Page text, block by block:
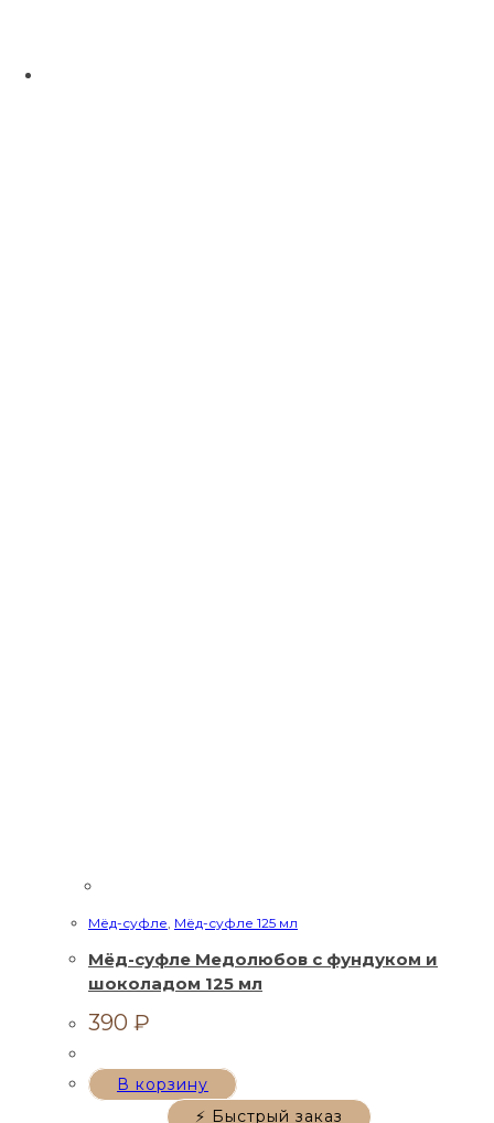
Мёд-суфле, Мёд-суфле 125 мл
Мёд-суфле Медолюбов с фундуком и
шоколадом 125 мл
390 ₽
В корзину
⚡ Быстрый заказ